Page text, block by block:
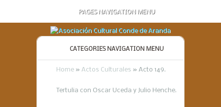
PAGES NAVIGATION MENU
CATEGORIES NAVIGATION MENU
Home » Actos Culturales » Acto 149.
Tertulia con Oscar Uceda y Julio Henche.